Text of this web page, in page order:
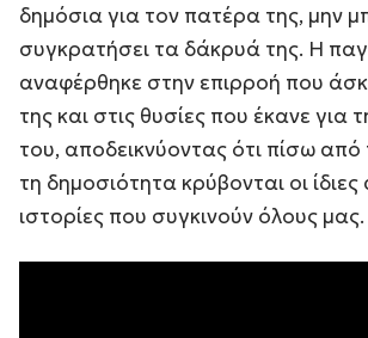
δημόσια για τον πατέρα της, μην
συγκρατήσει τα δάκρυά της. Η
αναφέρθηκε στην επιρροή που
της και στις θυσίες που έκανε για
του, αποδεικνύοντας ότι πίσω από
τη δημοσιότητα κρύβονται οι
ιστορίες που συγκινούν όλους μας.